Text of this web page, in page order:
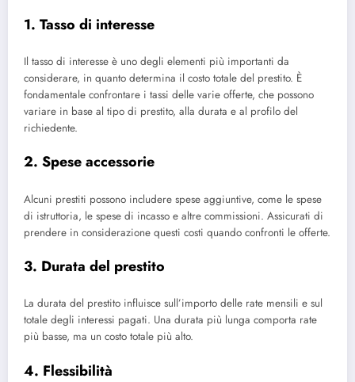
1. Tasso di interesse
Il tasso di interesse è uno degli elementi più importanti da
considerare, in quanto determina il costo totale del prestito. È
fondamentale confrontare i tassi delle varie offerte, che possono
variare in base al tipo di prestito, alla durata e al profilo del
richiedente.
2. Spese accessorie
Alcuni prestiti possono includere spese aggiuntive, come le spese
di istruttoria, le spese di incasso e altre commissioni. Assicurati di
prendere in considerazione questi costi quando confronti le offerte.
3. Durata del prestito
La durata del prestito influisce sull’importo delle rate mensili e sul
totale degli interessi pagati. Una durata più lunga comporta rate
più basse, ma un costo totale più alto.
4. Flessibilità